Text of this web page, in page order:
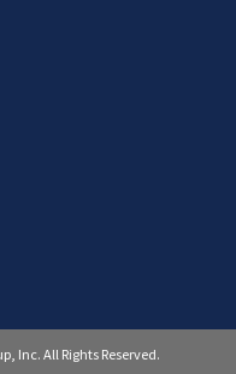
Inc. All Rights Reserved.